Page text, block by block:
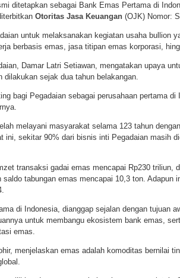
ditetapkan sebagai Bank Emas Pertama di
Otoritas Jasa Keuangan (OJK) Nomor:
untuk melaksanakan kegiatan usaha bullion
berbasis emas, jasa titipan emas korporasi,
Damar Latri Setiawan, mengatakan upaya
dilakukan sejak dua tahun belakangan.
bagi Pegadaian sebagai perusahaan pertama di
melayani masyarakat selama 123 tahun
ini, sekitar 90% dari bisnis inti Pegadaian masih
transaksi gadai emas mencapai Rp230 triliun,
tabungan emas mencapai 10,3 ton. Adapun
di Indonesia, dianggap sejalan dengan tujuan
untuk membangu ekosistem bank emas,
emas.
menjelaskan emas adalah komoditas bernilai